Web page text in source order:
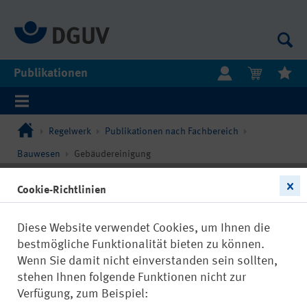
Publikationen
Regelwerk Publikationen nach Fachbereich
Bauwesen Gebäudereinigung
Cookie-Richtlinien
Diese Website verwendet Cookies, um Ihnen die
bestmögliche Funktionalität bieten zu können.
Wenn Sie damit nicht einverstanden sein sollten,
stehen Ihnen folgende Funktionen nicht zur
Verfügung, zum Beispiel: